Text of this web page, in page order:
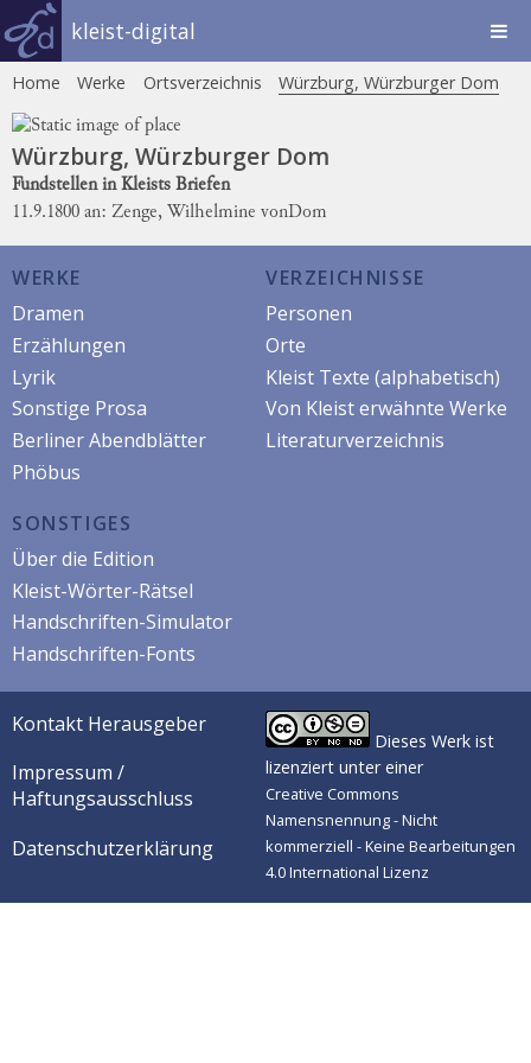
kleist-digital
Home Werke Ortsverzeichnis Würzburg, Würzburger Dom
Würzburg, Würzburger Dom
Fundstellen in Kleists Briefen
11.9.1800 an: Zenge, Wilhelmine vonDom
WERKE
Dramen
Erzählungen
Lyrik
Sonstige Prosa
Berliner Abendblätter
Phöbus
VERZEICHNISSE
Personen
Orte
Kleist Texte (alphabetisch)
Von Kleist erwähnte Werke
Literaturverzeichnis
SONSTIGES
Über die Edition
Kleist-Wörter-Rätsel
Handschriften-Simulator
Handschriften-Fonts
Kontakt Herausgeber
Impressum /
Haftungsausschluss
Datenschutzerklärung
Dieses Werk ist
lizenziert unter einer
Creative Commons
Namensnennung - Nicht
kommerziell - Keine Bearbeitungen
4.0 International Lizenz